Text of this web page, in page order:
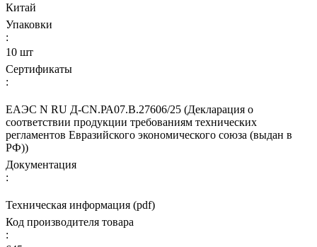
Китай
Упаковки
:
10 шт
Сертификаты
:
ЕАЭС N RU Д-CN.РА07.В.27606/25 (Декларация о
соответствии продукции требованиям технических
регламентов Евразийского экономического союза (выдан в
РФ))
Документация
:
Техническая информация (pdf)
Код производителя товара
: